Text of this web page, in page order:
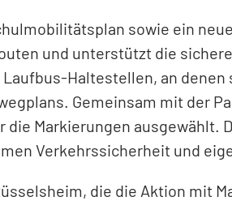
sowie ein
und unterstützt die
Haltestellen, an
Gemeinsam mit der
Markierungen ausgewählt.
Verkehrssicherheit und
die die Aktion mit